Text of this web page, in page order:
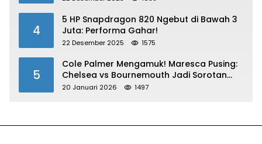
4
5 HP Snapdragon 820 Ngebut di Bawah 3
Juta: Performa Gahar!
22 Desember 2025 1575
5
Cole Palmer Mengamuk! Maresca Pusing:
Chelsea vs Bournemouth Jadi Sorotan
Utama
20 Januari 2026 1497